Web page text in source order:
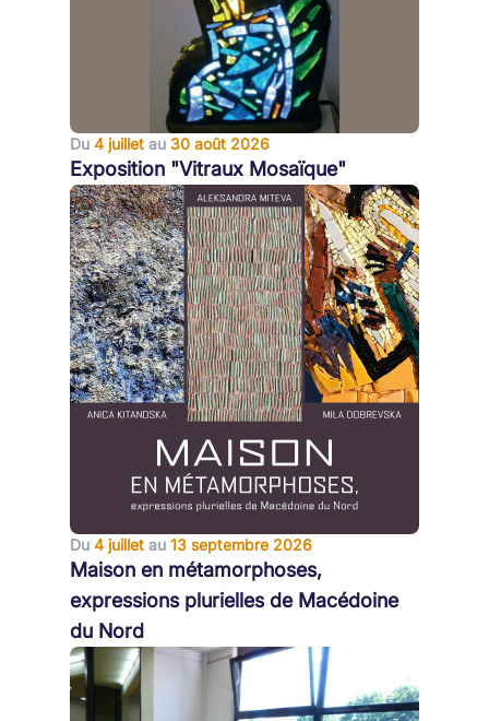
Du 4 juillet au 30 août 2026
Exposition "Vitraux Mosaïque"
Du 4 juillet au 13 septembre 2026
Maison en métamorphoses,
expressions plurielles de Macédoine
du Nord